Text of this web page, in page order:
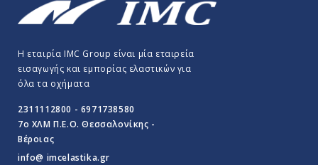
Η εταιρία IMC Group είναι μία εταιρεία
εισαγωγής και εμπορίας ελαστικών για
όλα τα οχήματα
2311112800 - 6971738580
7o ΧΛΜ Π.E.O. Θεσσαλονίκης -
Βέροιας
info@ imcelastika.gr